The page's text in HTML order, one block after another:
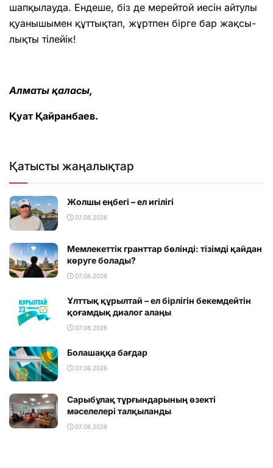
шапқылауда. Ендеше, біз де ме­рейтой иесін айтулы
қуанышымен құт­тық­­тап, жұртпен бірге бар жақсы­
лықты тілейік!
Алматы қаласы,
Қуат Қайранбаев.
Қатысты жаңалықтар
Жолшы еңбегі – ел игілігі
07.08.2026
Мемлекеттік гранттар бөлінді: тізімді қайдан
көруге болады?
07.08.2026
Ұлттық құрылтай – ел бірлігін бекемдейтін
қоғамдық диалог алаңы
07.08.2026
Болашаққа бағдар
07.08.2026
Сарыбұлақ тұрғындарының өзекті
мәселелері талқыланды
07.08.2026